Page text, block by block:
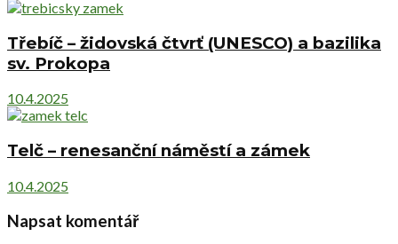
Třebíč – židovská čtvrť (UNESCO) a bazilika
sv. Prokopa
10.4.2025
Telč – renesanční náměstí a zámek
10.4.2025
Napsat komentář